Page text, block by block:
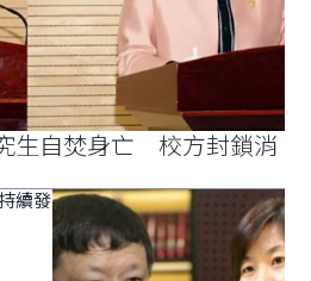
生自焚身亡 校方封鎖消
續發